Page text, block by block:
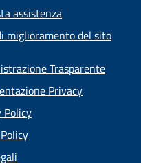
assistenza
miglioramento del sito
Trasparente
Privacy
Policy